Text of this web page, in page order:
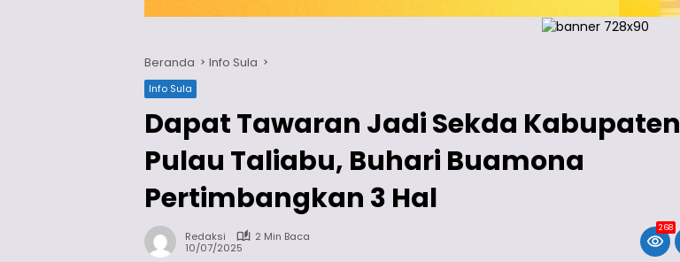
Beranda Info Sula
Info Sula
Dapat Tawaran Jadi Sekda Kabupaten
Pulau Taliabu, Buhari Buamona
Pertimbangkan 3 Hal
Redaksi
2 Min Baca
10/07/2025
268